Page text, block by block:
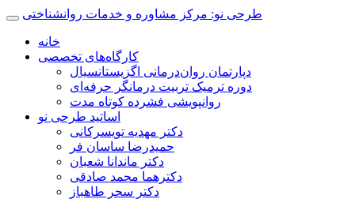
طرحی نو: مرکز مشاوره و خدمات روانشناختی
خانه
کارگاه‌های تخصصی
دپارتمان روان‌درمانی اگزیستانسیال
دوره ترمیک تربیت درمانگر حرفه‌ای
روانپویشی فشرده کوتاه مدت
اساتید طرحی نو
دکتر مهدیه تویسرکانی
حمیدرضا ساسان فر
دکتر ماندانا شعبان
دکترهما محمد صادقی
دکتر سحر طاهباز